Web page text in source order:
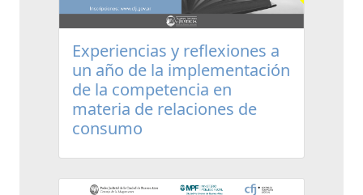
Experiencias y reflexiones a
un año de la implementación
de la competencia en
materia de relaciones de
consumo